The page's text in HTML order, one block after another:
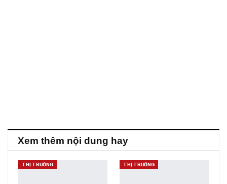
Xem thêm nội dung hay
THỊ TRƯỜNG THỊ TRƯỜNG